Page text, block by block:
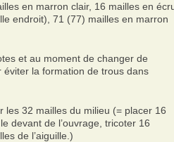
en marron clair, 16 mailles en
endroit), 71 (77) mailles en marron
et au moment de changer de
éviter la formation de trous dans
les 32 mailles du milieu (= placer 16
devant de l’ouvrage, tricoter 16
de l’aiguille.)